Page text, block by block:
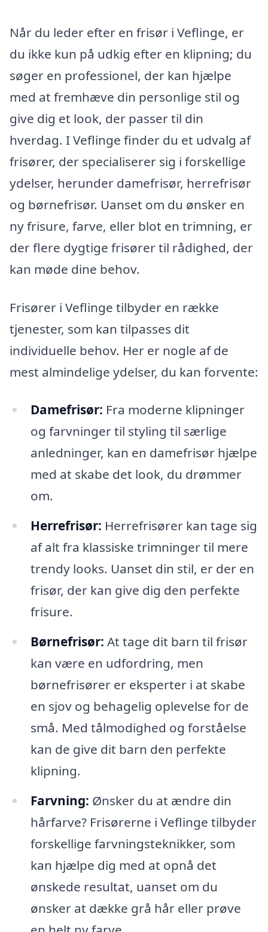
Når du leder efter en frisør i Veflinge, er
du ikke kun på udkig efter en klipning; du
søger en professionel, der kan hjælpe
med at fremhæve din personlige stil og
give dig et look, der passer til din
hverdag. I Veflinge finder du et udvalg af
frisører, der specialiserer sig i forskellige
ydelser, herunder damefrisør, herrefrisør
og børnefrisør. Uanset om du ønsker en
ny frisure, farve, eller blot en trimning, er
der flere dygtige frisører til rådighed, der
kan møde dine behov.
Frisører i Veflinge tilbyder en række
tjenester, som kan tilpasses dit
individuelle behov. Her er nogle af de
mest almindelige ydelser, du kan forvente:
Damefrisør: Fra moderne klipninger
og farvninger til styling til særlige
anledninger, kan en damefrisør hjælpe
med at skabe det look, du drømmer
om.
Herrefrisør: Herrefrisører kan tage sig
af alt fra klassiske trimninger til mere
trendy looks. Uanset din stil, er der en
frisør, der kan give dig den perfekte
frisure.
Børnefrisør: At tage dit barn til frisør
kan være en udfordring, men
børnefrisører er eksperter i at skabe
en sjov og behagelig oplevelse for de
små. Med tålmodighed og forståelse
kan de give dit barn den perfekte
klipning.
Farvning: Ønsker du at ændre din
hårfarve? Frisørerne i Veflinge tilbyder
forskellige farvningsteknikker, som
kan hjælpe dig med at opnå det
ønskede resultat, uanset om du
ønsker at dække grå hår eller prøve